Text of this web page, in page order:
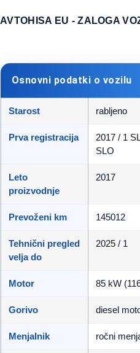
AVTOHISA EU - ZALOGA
Osnovni podatki o vozilu
Starost rabljeno
Prva registracija
2017 / 1
SLO
Leto
proizvodnje
2017
Prevoženi km 145012
Tehnični pregled
velja do
2025 / 1
Motor 85 kW
Gorivo diesel
Menjalnik ročni